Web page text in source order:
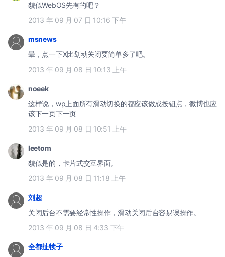
貌似WebOS先有的吧？
2013 年 09 月 07 日 10:16 下午
msnews
晕，点一下X比划动关闭要简单多了吧。
2013 年 09 月 08 日 10:13 上午
noeek
这样说，wp上面所有滑动切换的都应该做成按钮点，微博也应
该下一页下一页
2013 年 09 月 08 日 10:51 上午
leetom
貌似是的，卡片式交互界面。
2013 年 09 月 08 日 11:18 上午
刘超
关闭后台不需要经常性操作，滑动关闭后台容易误操作。
2013 年 09 月 08 日 4:33 下午
全都扯犊子